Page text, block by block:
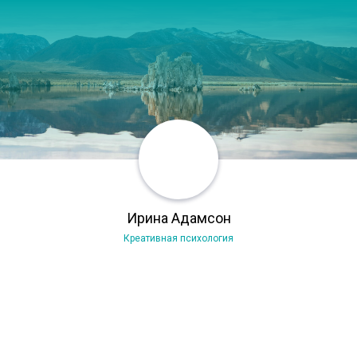
Ирина Адамсон
Креативная психология